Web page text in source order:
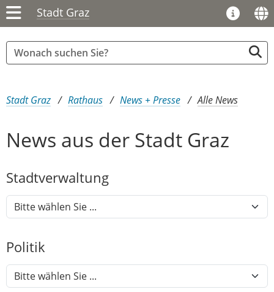
Stadt Graz
Sie sind hier:
Stadt Graz Rathaus News + Presse Alle News
News aus der Stadt Graz
Stadtver​­waltung
Politik